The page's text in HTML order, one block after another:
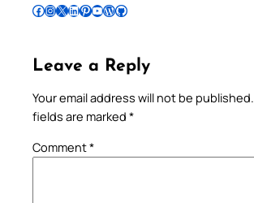
Follow Pradeep on Facebook Follow Pradeep on InstagramFollow Pradeep on X Follow Pradeep on LinkedIn Follow Pradeep on Pinterest Subscribe to Pradeep’s Youtube Channel Follow Pradeep on WordPress Follow Pradeep on GitHub
Leave a Reply
Your email address will not be published.
fields are marked *
Comment*